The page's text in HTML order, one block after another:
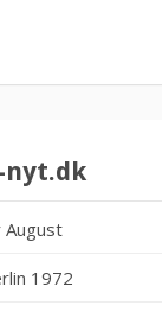
nyt.dk
1972